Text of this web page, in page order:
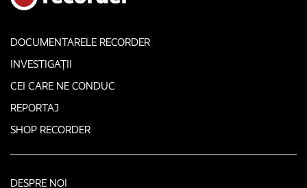
DOCUMENTARELE RECORDER
INVESTIGAȚII
CEI CARE NE CONDUC
REPORTAJ
SHOP RECORDER
DESPRE NOI